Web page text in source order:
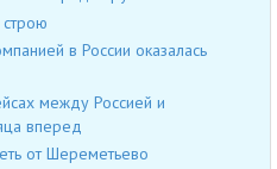
в России оказалась
между Россией и
вперед
от Шереметьево